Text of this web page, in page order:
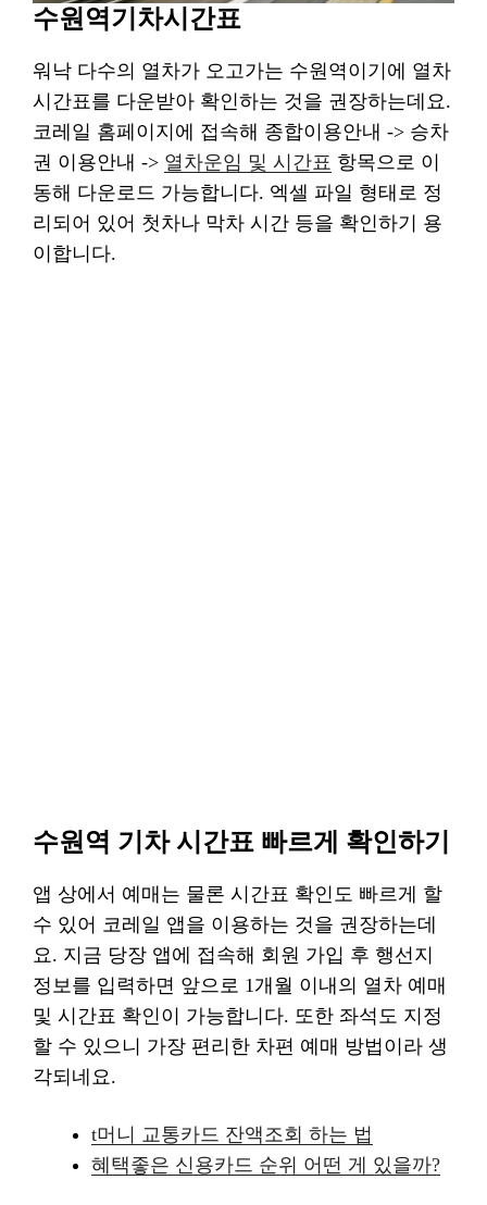
수원역기차시간표
워낙 다수의 열차가 오고가는 수원역이기에 열차
시간표를 다운받아 확인하는 것을 권장하는데요.
코레일 홈페이지에 접속해 종합이용안내 -> 승차
권 이용안내 -> 열차운임 및 시간표 항목으로 이
동해 다운로드 가능합니다. 엑셀 파일 형태로 정
리되어 있어 첫차나 막차 시간 등을 확인하기 용
이합니다.
수원역 기차 시간표 빠르게 확인하기
앱 상에서 예매는 물론 시간표 확인도 빠르게 할
수 있어 코레일 앱을 이용하는 것을 권장하는데
요. 지금 당장 앱에 접속해 회원 가입 후 행선지
정보를 입력하면 앞으로 1개월 이내의 열차 예매
및 시간표 확인이 가능합니다. 또한 좌석도 지정
할 수 있으니 가장 편리한 차편 예매 방법이라 생
각되네요.
t머니 교통카드 잔액조회 하는 법
혜택좋은 신용카드 순위 어떤 게 있을까?